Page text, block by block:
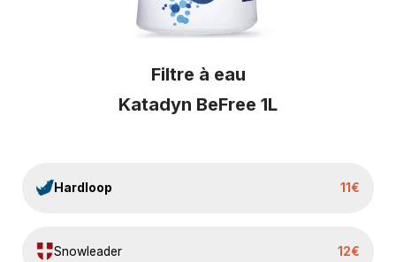
Filtre à eau
Katadyn BeFree 1L
Hardloop 11€
Snowleader 12€